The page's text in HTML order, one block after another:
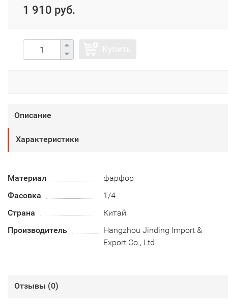
1 910 руб.
Описание
Характеристики
Материал
фарфор
Фасовка
1/4
Страна
Китай
Производитель
Hangzhou Jinding Import &
Export Co., Ltd
Отзывы (0)